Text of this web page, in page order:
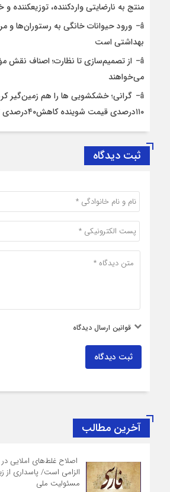
منتج به نارضایتی واردکننده، توزیع‎کننده و خرده‎فروش می‎شود
ورود حیوانات خانگی به رستوران‌ها و
بهداشتی است
از تصمیم‌سازی تا نظارت؛ اصناف نقش
می‌خواهند
گرانی؛ خشکشویی‌ ها را هم زمین‌گیر
۱۱۰درصدی قیمت شوینده کاهش۴۰درصدی تقاضا
ثبت دیدگاه
قوانین ارسال دیدگاه
ثبت دیدگاه
آخرین مطالب
اصلاح غلط‌های املایی
الزامی است/ پاسداری از
مسئولیت ملی